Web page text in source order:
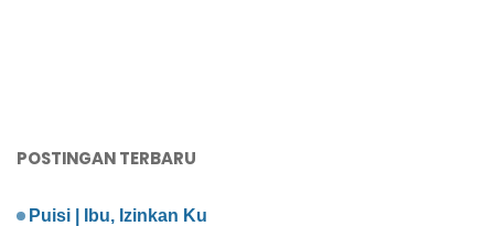
POSTINGAN TERBARU
Puisi | Ibu, Izinkan Ku